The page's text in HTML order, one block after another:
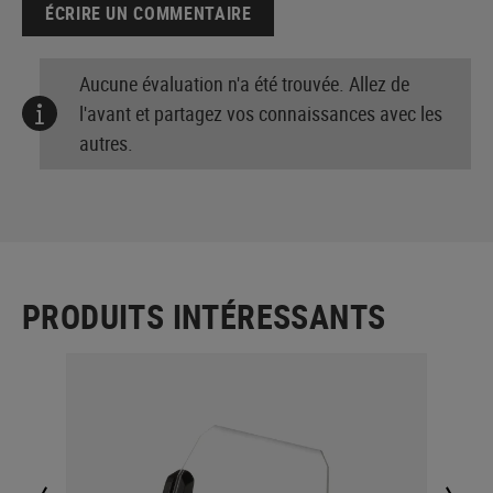
ÉCRIRE UN COMMENTAIRE
Aucune évaluation n'a été trouvée. Allez de
l'avant et partagez vos connaissances avec les
autres.
PRODUITS INTÉRESSANTS